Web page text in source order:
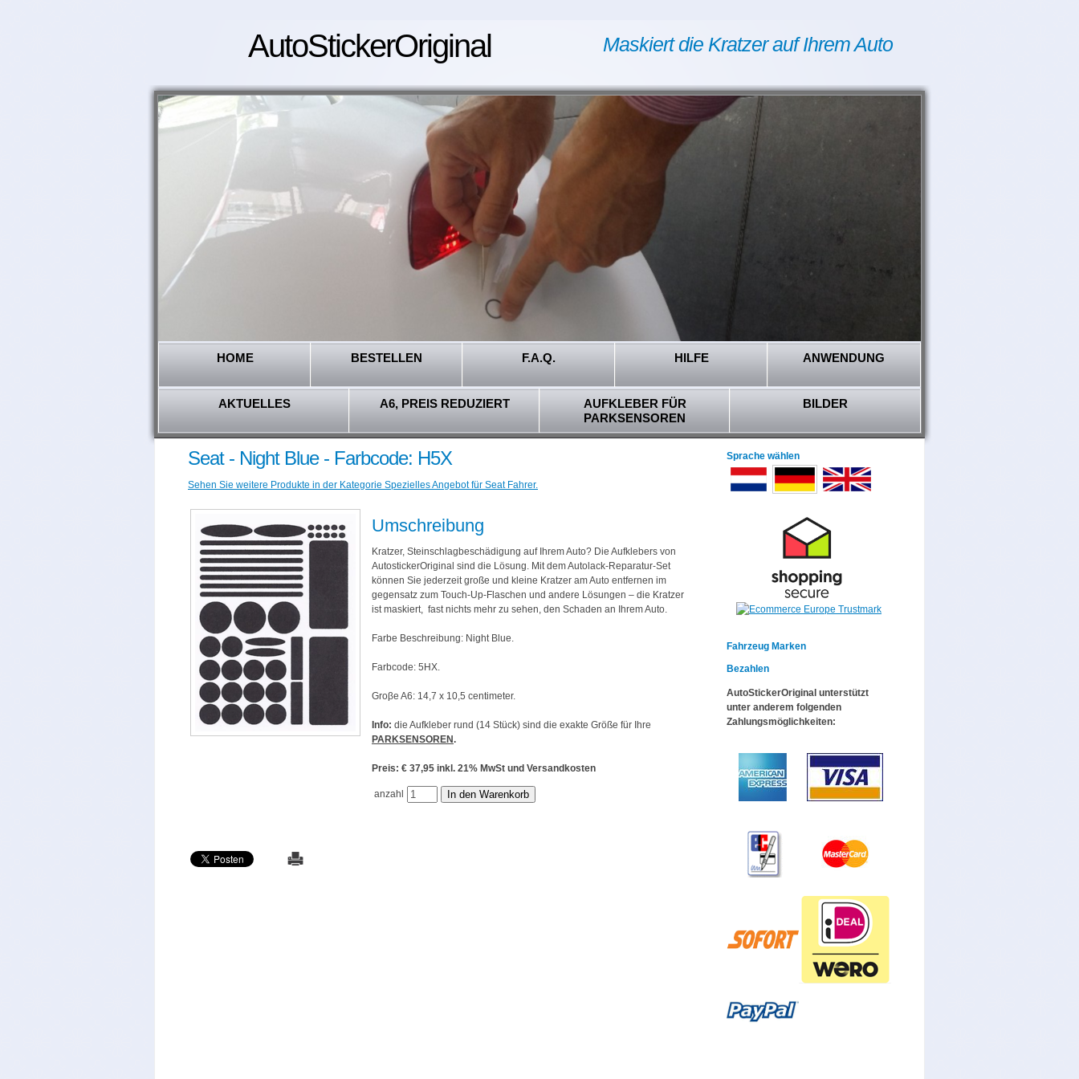
AutoStickerOriginal Maskiert die Kratzer auf Ihrem Auto
HOME BESTELLEN F.A.Q. HILFE ANWENDUNG
AKTUELLES A6, PREIS REDUZIERT
AUFKLEBER FÜR
PARKSENSOREN
BILDER
Seat - Night Blue - Farbcode: H5X
Sehen Sie weitere Produkte in der Kategorie Spezielles Angebot für Seat Fahrer.
Umschreibung
Kratzer, Steinschlagbeschädigung auf Ihrem Auto? Die Aufklebers von
AutostickerOriginal sind die Lösung. Mit dem Autolack-Reparatur-Set
können Sie jederzeit große und kleine Kratzer am Auto entfernen im
gegensatz zum Touch-Up-Flaschen und andere Lösungen – die Kratzer
ist maskiert, fast nichts mehr zu sehen, den Schaden an Ihrem Auto.
Farbe Beschreibung: Night Blue.
Farbcode: 5HX.
Groβe A6: 14,7 x 10,5 centimeter.
Info: die Aufkleber rund (14 Stück) sind die exakte Größe für Ihre
PARKSENSOREN.
Preis: € 37,95 inkl. 21% MwSt und Versandkosten
anzahl
Sprache wählen
Fahrzeug Marken
Bezahlen
AutoStickerOriginal unterstützt
unter anderem folgenden
Zahlungsmöglichkeiten: